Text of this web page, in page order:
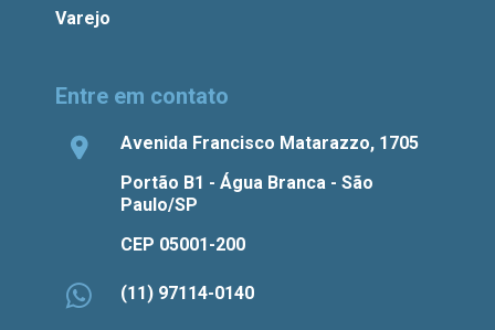
Varejo
Entre em contato
Avenida Francisco Matarazzo, 1705
Portão B1 - Água Branca - São
Paulo/SP
CEP 05001-200
(11) 97114-0140